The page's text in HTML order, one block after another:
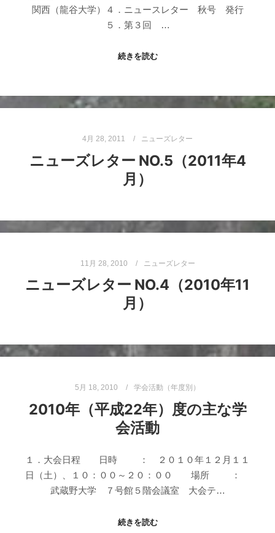
関西（龍谷大学）４．ニュースレター 秋号 発行
５．第３回 …
続きを読む
4月 28, 2011 ニューズレター
ニューズレター NO.5（2011年4
月）
11月 28, 2010 ニューズレター
ニューズレター NO.4（2010年11
月）
5月 18, 2010 学会活動（年度別）
2010年（平成22年）度の主な学
会活動
１．大会日程 日時 ： ２０１０年１２月１１
日（土）、１０：００～２０：００ 場所 ：
武蔵野大学 ７号館５階会議室 大会テ…
続きを読む